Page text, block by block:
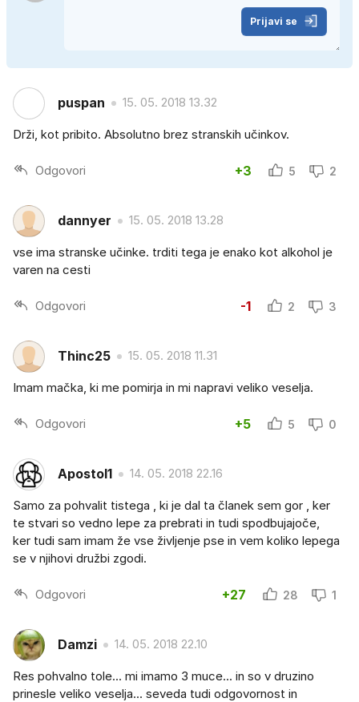
Prijavi se
puspan 15. 05. 2018 13.32
Drži, kot pribito. Absolutno brez stranskih učinkov.
Odgovori +3 5 2
dannyer 15. 05. 2018 13.28
vse ima stranske učinke. trditi tega je enako kot alkohol je
varen na cesti
Odgovori -1 2 3
Thinc25 15. 05. 2018 11.31
Imam mačka, ki me pomirja in mi napravi veliko veselja.
Odgovori +5 5 0
Apostol1 14. 05. 2018 22.16
Samo za pohvalit tistega , ki je dal ta članek sem gor , ker
te stvari so vedno lepe za prebrati in tudi spodbujajoče,
ker tudi sam imam že vse življenje pse in vem koliko lepega
se v njihovi družbi zgodi.
Odgovori +27 28 1
Damzi 14. 05. 2018 22.10
Res pohvalno tole... mi imamo 3 muce... in so v druzino
prinesle veliko veselja... seveda tudi odgovornost in